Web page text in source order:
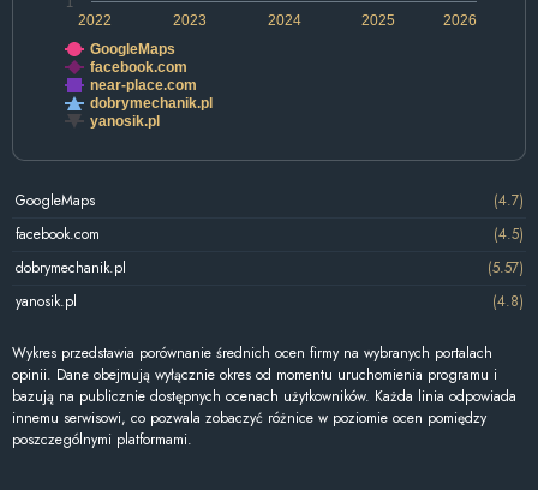
2022 2024 2026
2023 2025
GoogleMaps
facebook.com
near-place.com
dobrymechanik.pl
yanosik.pl
GoogleMaps
(4.7)
facebook.com
(4.5)
dobrymechanik.pl
(5.57)
yanosik.pl
(4.8)
Wykres przedstawia porównanie średnich ocen firmy na wybranych portalach
opinii. Dane obejmują wyłącznie okres od momentu uruchomienia programu i
bazują na publicznie dostępnych ocenach użytkowników. Każda linia odpowiada
innemu serwisowi, co pozwala zobaczyć różnice w poziomie ocen pomiędzy
poszczególnymi platformami.